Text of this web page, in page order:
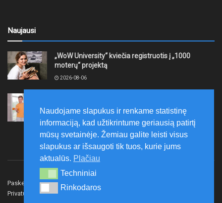
Naujausi
„WoW University“ kviečia registruotis į „1000
moterų“ projektą
2026-08-06
neformaliojo mokinių sportinio ugdymo programas
2026-08-06
Paskelbk naujieną Rašyti redakcijai
Privatumo politika
Naudojame slapukus ir renkame statistinę
informaciją, kad užtikrintume geriausią patirtį
mūsų svetainėje. Žemiau galite leisti visus
slapukus ar išsaugoti tik tuos, kurie jums
aktualūs. Plačiau
Techniniai
Techniniai
Rinkodaros
Rinkodaros